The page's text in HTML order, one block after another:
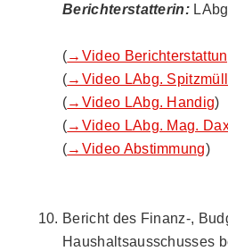
Berichterstatterin:
(→Video
(→Video LAbg.
(→Video LAbg. Handig)
(→Video LAbg. Mag.
(→Video Abstimmung)
Bericht des Finanz-,
Haushaltsausschusses